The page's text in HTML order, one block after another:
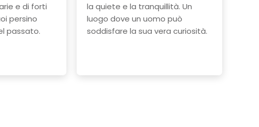
e di forti
persino
passato.
la quiete e la tranquillità. Un
luogo dove un uomo può
soddisfare la sua vera curiosità.